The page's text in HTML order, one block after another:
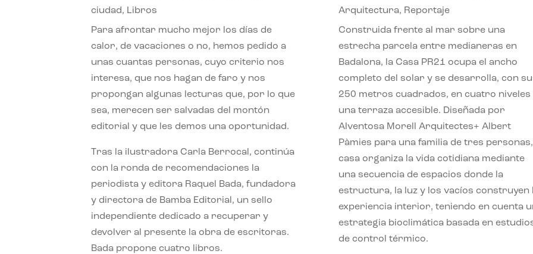
ciudad, Libros
Para afrontar mucho mejor los días de
calor, de vacaciones o no, hemos pedido a
unas cuantas personas, cuyo criterio nos
interesa, que nos hagan de faro y nos
propongan algunas lecturas que, por lo que
sea, merecen ser salvadas del montón
editorial y que les demos una oportunidad.
Tras la ilustradora Carla Berrocal, continúa
con la ronda de recomendaciones la
periodista y editora Raquel Bada, fundadora
y directora de Bamba Editorial, un sello
independiente dedicado a recuperar y
devolver al presente la obra de escritoras.
Bada propone cuatro libros.
Arquitectura, Reportaje
Construida frente al mar sobre una
estrecha parcela entre medianeras en
Badalona, la Casa PR21 ocupa el ancho
completo del solar y se desarrolla, con
250 metros cuadrados, en cuatro niveles
una terraza accesible. Diseñada por
Alventosa Morell Arquitectes+ Albert
Pàmies para una familia de tres
casa organiza la vida cotidiana mediante
una secuencia de espacios donde la
estructura, la luz y los vacíos construyen
experiencia interior, teniendo en cuenta
estrategia bioclimática basada en
de control térmico.